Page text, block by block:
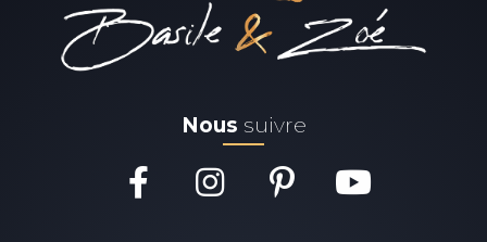
Nous suivre